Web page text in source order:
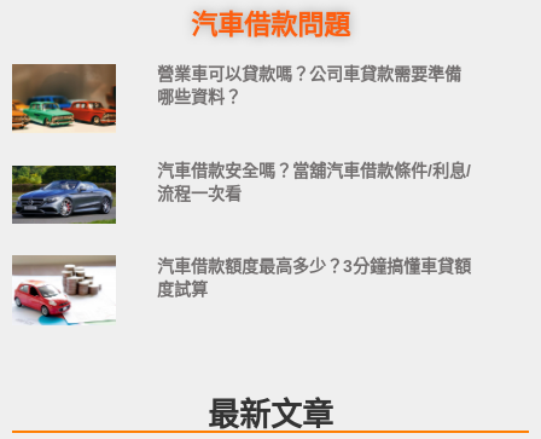
汽車借款問題
營業車可以貸款嗎？公司車貸款需要準備
哪些資料？
汽車借款安全嗎？當舖汽車借款條件/利息/
流程一次看
汽車借款額度最高多少？3分鐘搞懂車貸額
度試算
最新文章